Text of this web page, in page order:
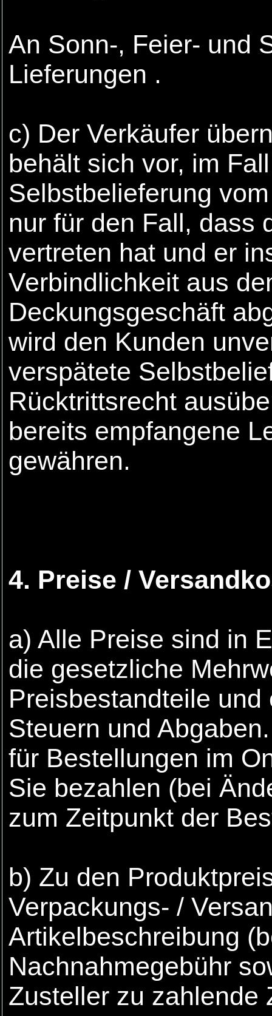
An Sonn-, Feier- und
Lieferungen .
c) Der Verkäufer
behält sich vor, im
Selbstbelieferung
nur für den Fall, dass
vertreten hat und er
Verbindlichkeit aus
Deckungsgeschäft
wird den Kunden
verspätete
Rücktrittsrecht
bereits empfangene
gewähren.
4. Preise /
a) Alle Preise sind in
die gesetzliche
Preisbestandteile
Steuern und
für Bestellungen im
Sie bezahlen (bei
zum Zeitpunkt der
b) Zu den
Verpackungs- /
Artikelbeschreibung
Nachnahmegebühr
Zusteller zu zahlende